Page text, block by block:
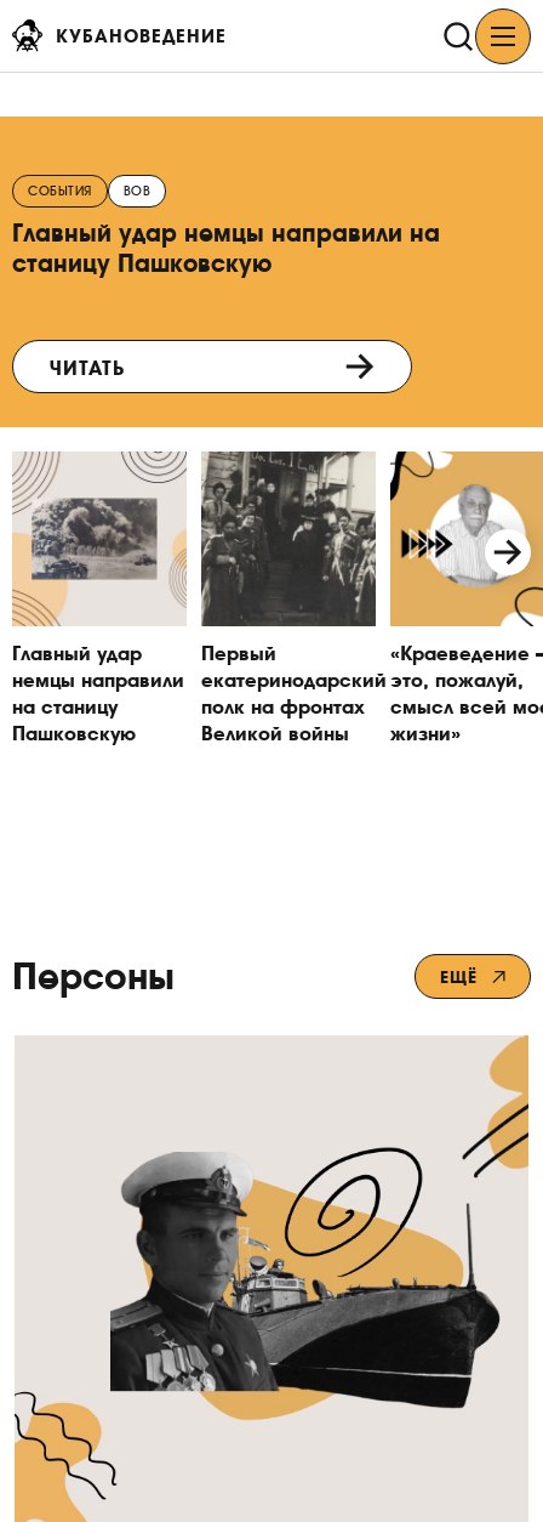
КУБАНОВЕДЕНИЕ
СОБЫТИЯ ВОВ
Главный удар немцы направили на
станицу Пашковскую
ЧИТАТЬ
Главный удар
немцы направили
на станицу
Пашковскую
Первый
екатеринодарский
полк на фронтах
Великой войны
«Краеведение
это, пожалуй,
смысл всей
жизни»
Персоны ЕЩЁ